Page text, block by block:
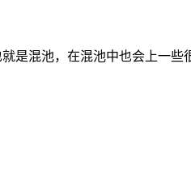
是混池，在混池中也会上一